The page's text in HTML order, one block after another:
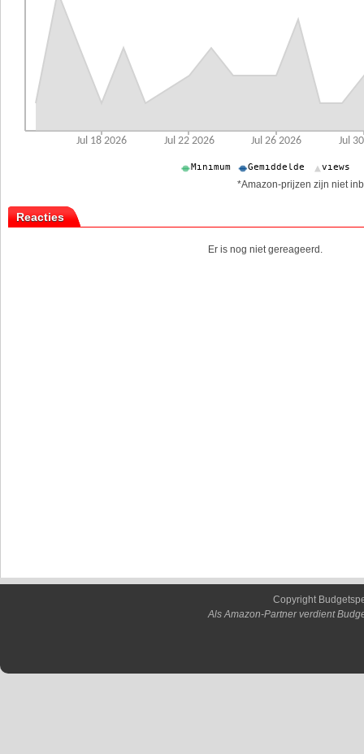
*Amazon-prijzen zijn niet
Reacties
Er is nog niet gereageerd.
Copyright
Als Amazon-Partner verdient